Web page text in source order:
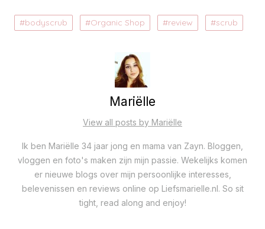
bodyscrub Organic Shop review scrub
Mariëlle
View all posts by Mariëlle
Ik ben Mariëlle 34 jaar jong en mama van Zayn. Bloggen,
vloggen en foto's maken zijn mijn passie. Wekelijks komen
er nieuwe blogs over mijn persoonlijke interesses,
belevenissen en reviews online op Liefsmarielle.nl. So sit
tight, read along and enjoy!